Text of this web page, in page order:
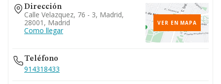
Dirección
Calle Velazquez, 76 - 3, Madrid,
28001, Madrid
Como llegar
VER EN MAPA
Teléfono
914318433